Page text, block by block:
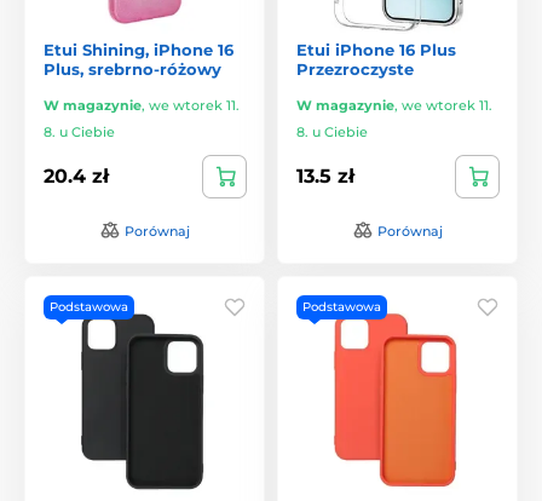
Etui Shining, iPhone 16
Plus, srebrno-różowy
W magazynie, we wtorek 11.
8. u Ciebie
20.4 zł
Porównaj
Etui iPhone 16 Plus
Przezroczyste
W magazynie, we wtorek 11.
8. u Ciebie
13.5 zł
Porównaj
Podstawowa Podstawowa